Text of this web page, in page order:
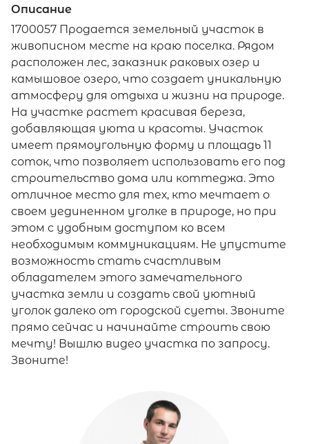
Описание
1700057 Продается земельный участок в
живописном месте на краю поселка. Рядом
расположен лес, заказник раковых озер и
камышовое озеро, что создает уникальную
атмосферу для отдыха и жизни на природе.
На участке растет красивая береза,
добавляющая уюта и красоты. Участок
имеет прямоугольную форму и площадь 11
соток, что позволяет использовать его под
строительство дома или коттеджа. Это
отличное место для тех, кто мечтает о
своем уединенном уголке в природе, но при
этом с удобным доступом ко всем
необходимым коммуникациям. Не упустите
возможность стать счастливым
обладателем этого замечательного
участка земли и создать свой уютный
уголок далеко от городской суеты. Звоните
прямо сейчас и начинайте строить свою
мечту! Вышлю видео участка по запросу.
Звоните!